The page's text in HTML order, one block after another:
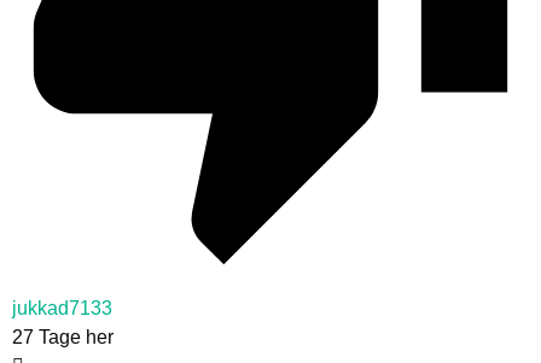
jukkad7133
27 Tage her